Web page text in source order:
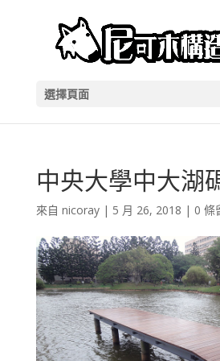
選擇頁面
中央大學中大湖
來自 nicoray| 5 月 26, 2018 | 0 條